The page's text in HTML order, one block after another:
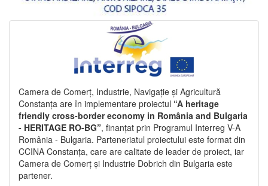
Camera de Comerț, Industrie, Navigație și Agricultură
Constanța are în implementare proiectul “A heritage
friendly cross-border economy in România and Bulgaria
- HERITAGE RO-BG”, finanțat prin Programul Interreg V-A
România - Bulgaria. Parteneriatul proiectului este format din
CCINA Constanța, care are calitate de leader de proiect, iar
Camera de Comerț și Industrie Dobrich din Bulgaria este
partener.